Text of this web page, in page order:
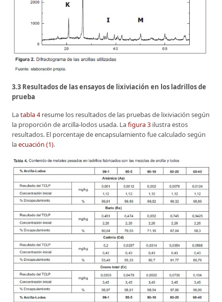
3.3 Resultados de las ensayos de lixiviación en los ladrillos de
prueba
Latabla 4resume los resultados de las pruebas de lixiviación según
la proporción de arcilla-lodos usada. Lafigura 3 ilustra estos
resultados. El porcentaje de encapsulamiento fue calculado según
laecuación (1).